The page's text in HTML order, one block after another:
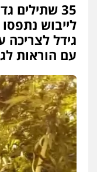
לייבוש
גידל
עם הוראות